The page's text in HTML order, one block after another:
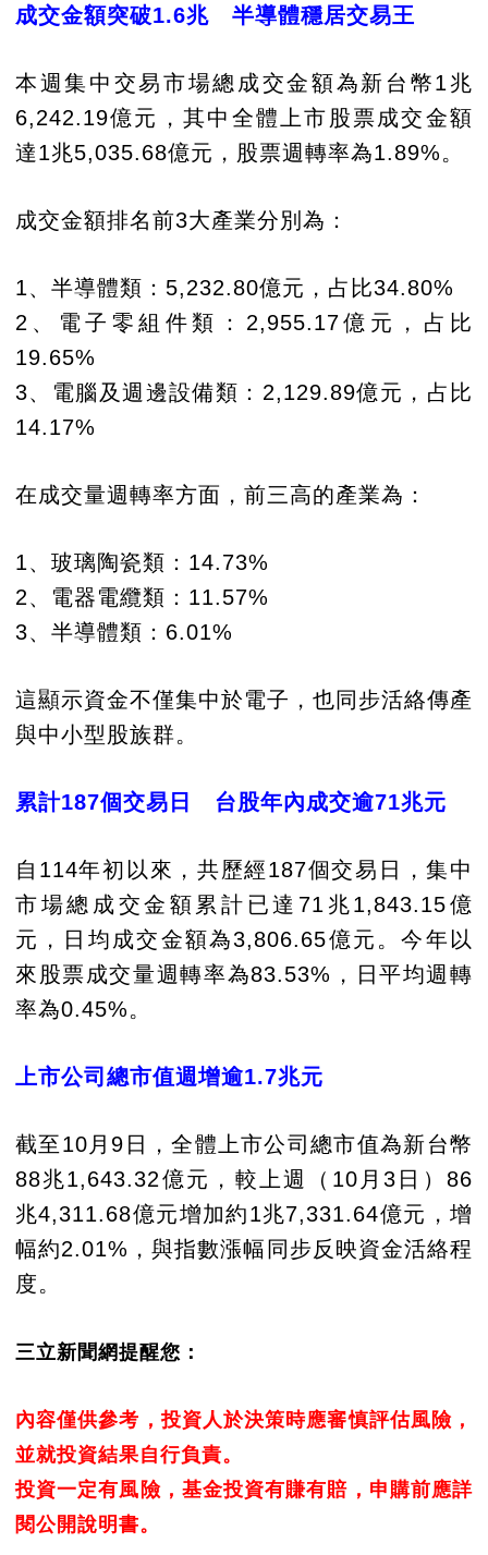
成交金額突破1.6兆 半導體穩居交易王
本週集中交易市場總成交金額為新台幣1兆
6,242.19億元，其中全體上市股票成交金額
達1兆5,035.68億元，股票週轉率為1.89%。
成交金額排名前3大產業分別為：
1、半導體類：5,232.80億元，占比34.80%
2、電子零組件類：2,955.17億元，占比
19.65%
3、電腦及週邊設備類：2,129.89億元，占比
14.17%
在成交量週轉率方面，前三高的產業為：
1、玻璃陶瓷類：14.73%
2、電器電纜類：11.57%
3、半導體類：6.01%
這顯示資金不僅集中於電子，也同步活絡傳產
與中小型股族群。
累計187個交易日 台股年內成交逾71兆元
自114年初以來，共歷經187個交易日，集中
市場總成交金額累計已達71兆1,843.15億
元，日均成交金額為3,806.65億元。今年以
來股票成交量週轉率為83.53%，日平均週轉
率為0.45%。
上市公司總市值週增逾1.7兆元
截至10月9日，全體上市公司總市值為新台幣
88兆1,643.32億元，較上週（10月3日）86
兆4,311.68億元增加約1兆7,331.64億元，增
幅約2.01%，與指數漲幅同步反映資金活絡程
度。
三立新聞網提醒您：
內容僅供參考，投資人於決策時應審慎評估風險，
並就投資結果自行負責。
投資一定有風險，基金投資有賺有賠，申購前應詳
閱公開說明書。